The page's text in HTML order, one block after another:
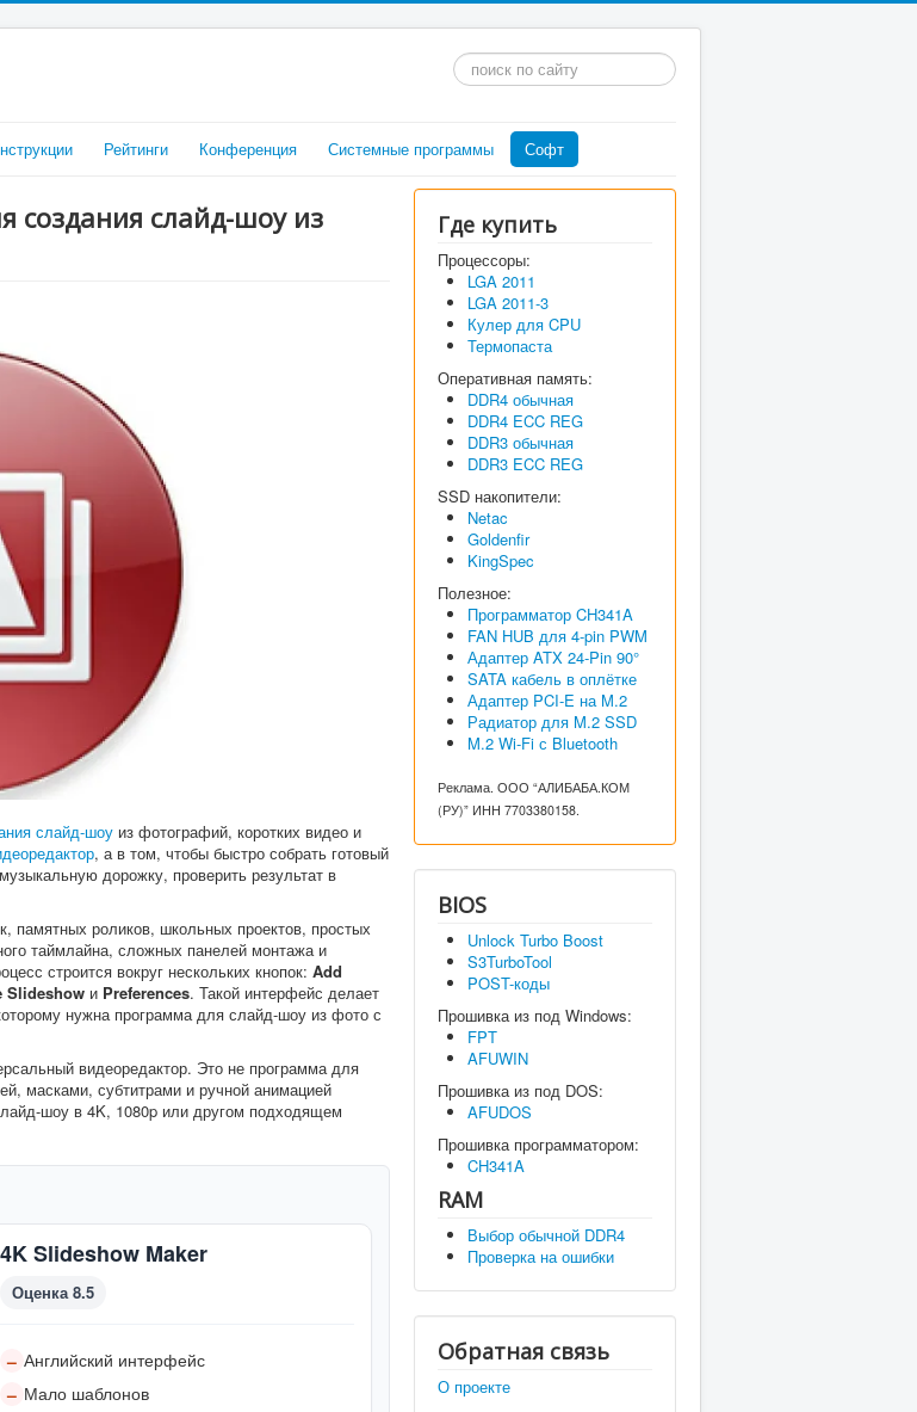
Искать...
Рейтинги Конференция Системные программы Софт
создания слайд-шоу из
слайд-шоу из фотографий, коротких видео и
, а в том, чтобы быстро собрать готовый
дорожку, проверить результат в
памятных роликов, школьных проектов, простых
таймлайна, сложных панелей монтажа и
строится вокруг нескольких кнопок: Add
Slideshow и Preferences. Такой интерфейс делает
нужна программа для слайд-шоу из фото с
видеоредактор. Это не программа для
масками, субтитрами и ручной анимацией
шоу в 4K, 1080p или другом подходящем
4K Slideshow Maker
Оценка 8.5
– Английский интерфейс
– Мало шаблонов
Где купить
Процессоры:
LGA 2011
LGA 2011-3
Кулер для CPU
Термопаста
Оперативная память:
DDR4 обычная
DDR4 ECC REG
DDR3 обычная
DDR3 ECC REG
SSD накопители:
Netac
Goldenfir
KingSpec
Полезное:
Программатор CH341A
FAN HUB для 4-pin PWM
Адаптер ATX 24-Pin 90°
SATA кабель в оплётке
Адаптер PCI-E на M.2
Радиатор для M.2 SSD
M.2 Wi-Fi с Bluetooth
Реклама. ООО “АЛИБАБА.КОМ
(РУ)” ИНН 7703380158.
BIOS
Unlock Turbo Boost
S3TurboTool
POST-коды
Прошивка из под Windows:
FPT
AFUWIN
Прошивка из под DOS:
AFUDOS
Прошивка программатором:
CH341A
RAM
Выбор обычной DDR4
Проверка на ошибки
Обратная связь
О проекте